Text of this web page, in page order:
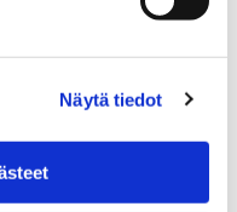
Näytä tiedot